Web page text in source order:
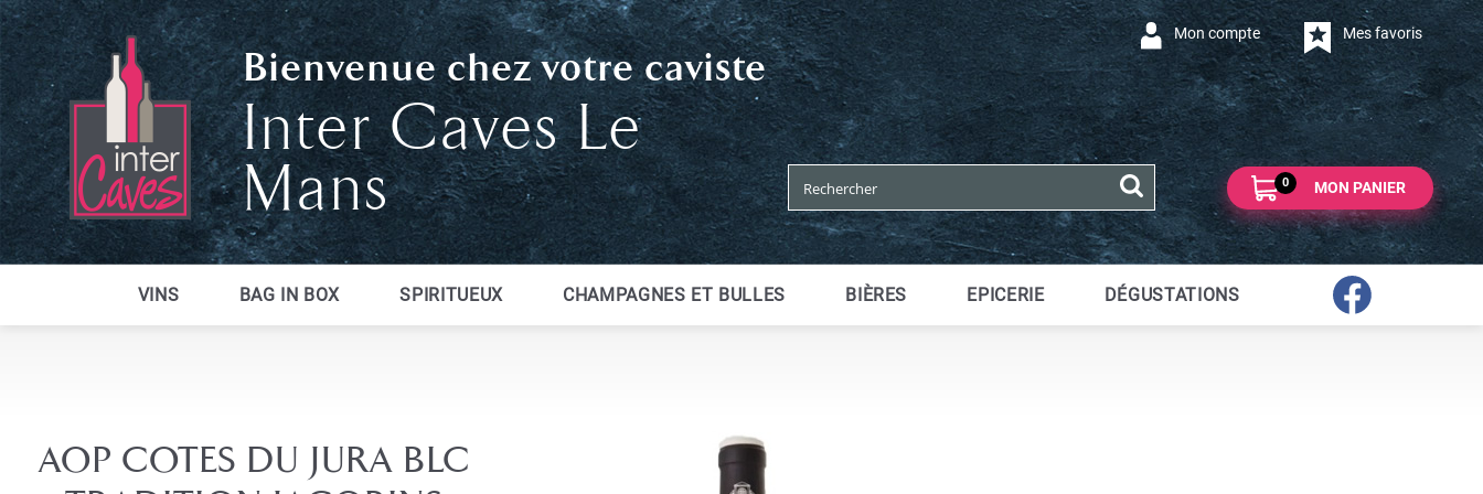
Mes favoris
Mon compte
Bienvenue chez votre caviste
Inter Caves Le
Mans
MON PANIER
0
VINS BAG IN BOX SPIRITUEUX CHAMPAGNES ET BULLES BIÈRES EPICERIE DÉGUSTATIONS
AOP COTES DU JURA BLC